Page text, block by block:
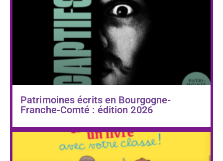
Patrimoines écrits en Bourgogne-
Franche-Comté : édition 2026